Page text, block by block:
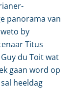
panorama van
by
Titus
du Toit wat
gaan word op
heeldag